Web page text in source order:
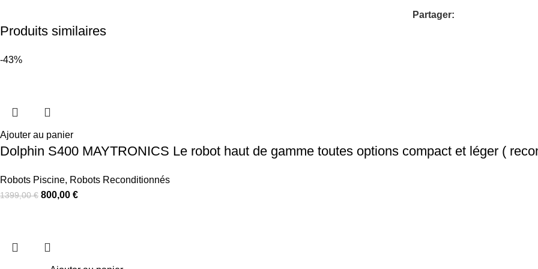
Partager:
Produits similaires
-43%
Ajouter au panier
Dolphin S400 MAYTRONICS Le robot haut de gamme toutes options compact et léger (
Robots Piscine, Robots Reconditionnés
1399,00€ 800,00 €